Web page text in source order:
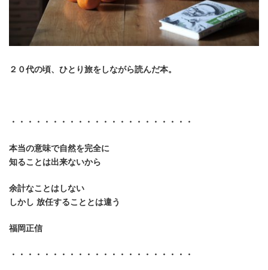
２０代の頃、ひとり旅をしながら読んだ本。
・・・・・・・・・・・・・・・・・・・・・・
本当の意味で自然を完全に
知ることは出来ないから
余計なことはしない
しかし 放任することとは違う
福岡正信
・・・・・・・・・・・・・・・・・・・・・・